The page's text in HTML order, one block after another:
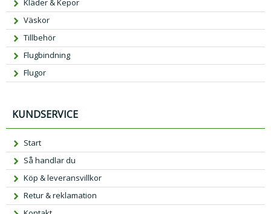
Kläder & Kepor
Väskor
Tillbehör
Flugbindning
Flugor
KUNDSERVICE
Start
Så handlar du
Köp & leveransvillkor
Retur & reklamation